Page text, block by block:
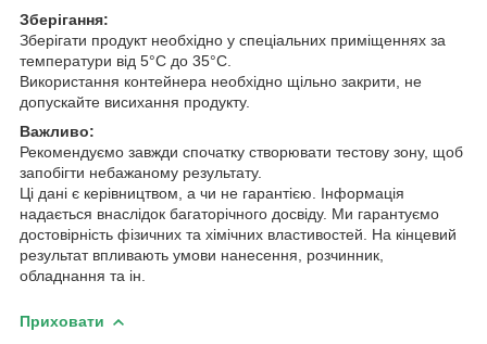
Зберігання:
Зберігати продукт необхідно у спеціальних приміщеннях за
температури від 5°С до 35°С.
Використання контейнера необхідно щільно закрити, не
допускайте висихання продукту.
Важливо:
Рекомендуємо завжди спочатку створювати тестову зону, щоб
запобігти небажаному результату.
Ці дані є керівництвом, а чи не гарантією. Інформація
надається внаслідок багаторічного досвіду. Ми гарантуємо
достовірність фізичних та хімічних властивостей. На кінцевий
результат впливають умови нанесення, розчинник,
обладнання та ін.
Приховати